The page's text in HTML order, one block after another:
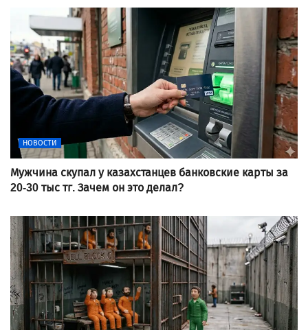
НОВОСТИ
Мужчина скупал у казахстанцев банковские карты за
20-30 тыс тг. Зачем он это делал?